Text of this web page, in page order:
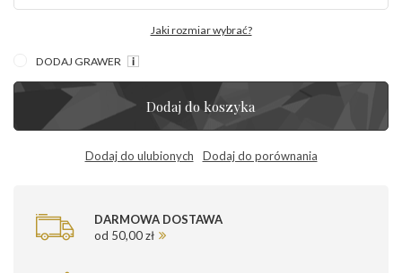
Jaki rozmiar wybrać?
DODAJ GRAWER
Dodaj do koszyka
Dodaj do ulubionych Dodaj do porównania
DARMOWA DOSTAWA
od 50,00 zł